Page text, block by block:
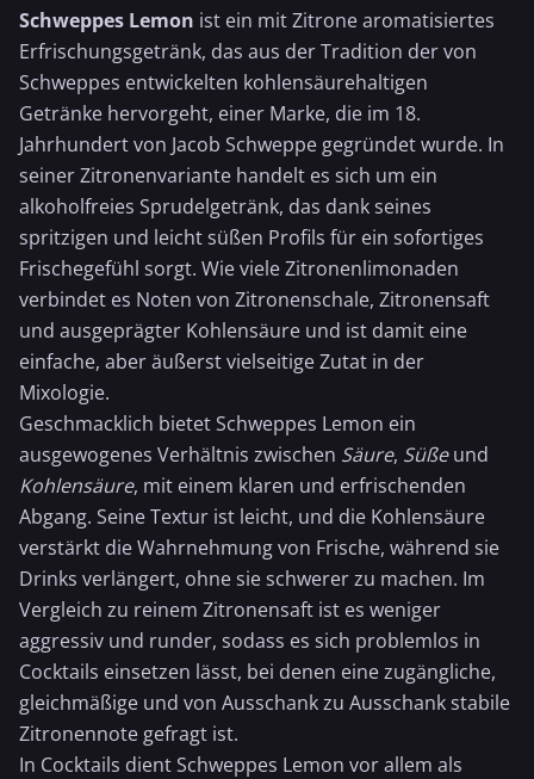
Schweppes Lemon ist ein mitZitronearomatisiertes
Erfrischungsgetränk, das aus der Tradition der von
Schweppes entwickelten kohlensäurehaltigen
Getränke hervorgeht, einer Marke, die im 18.
Jahrhundert von Jacob Schweppe gegründet wurde. In
seiner Zitronenvariante handelt es sich um ein
alkoholfreies Sprudelgetränk, das dank seines
spritzigen und leicht süßen Profils für ein sofortiges
Frischegefühl sorgt. Wie viele Zitronenlimonaden
verbindet es Noten von Zitronenschale, Zitronensaft
und ausgeprägter Kohlensäure und ist damit eine
einfache, aber äußerst vielseitige Zutat in der
Mixologie.
Geschmacklich bietet Schweppes Lemon ein
ausgewogenes Verhältnis zwischen Säure, Süßeund
Kohlensäure, mit einem klaren und erfrischenden
Abgang. Seine Textur ist leicht, und die Kohlensäure
verstärkt die Wahrnehmung von Frische, während sie
Drinks verlängert, ohne sie schwerer zu machen. Im
Vergleich zu reinem Zitronensaft ist es weniger
aggressiv und runder, sodass es sich problemlos in
Cocktails einsetzen lässt, bei denen eine zugängliche,
gleichmäßige und von Ausschank zu Ausschank stabile
Zitronennote gefragt ist.
In Cocktails dient Schweppes Lemon vor allem als